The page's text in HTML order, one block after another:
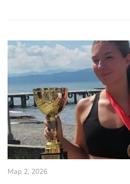
Мар 2, 2026